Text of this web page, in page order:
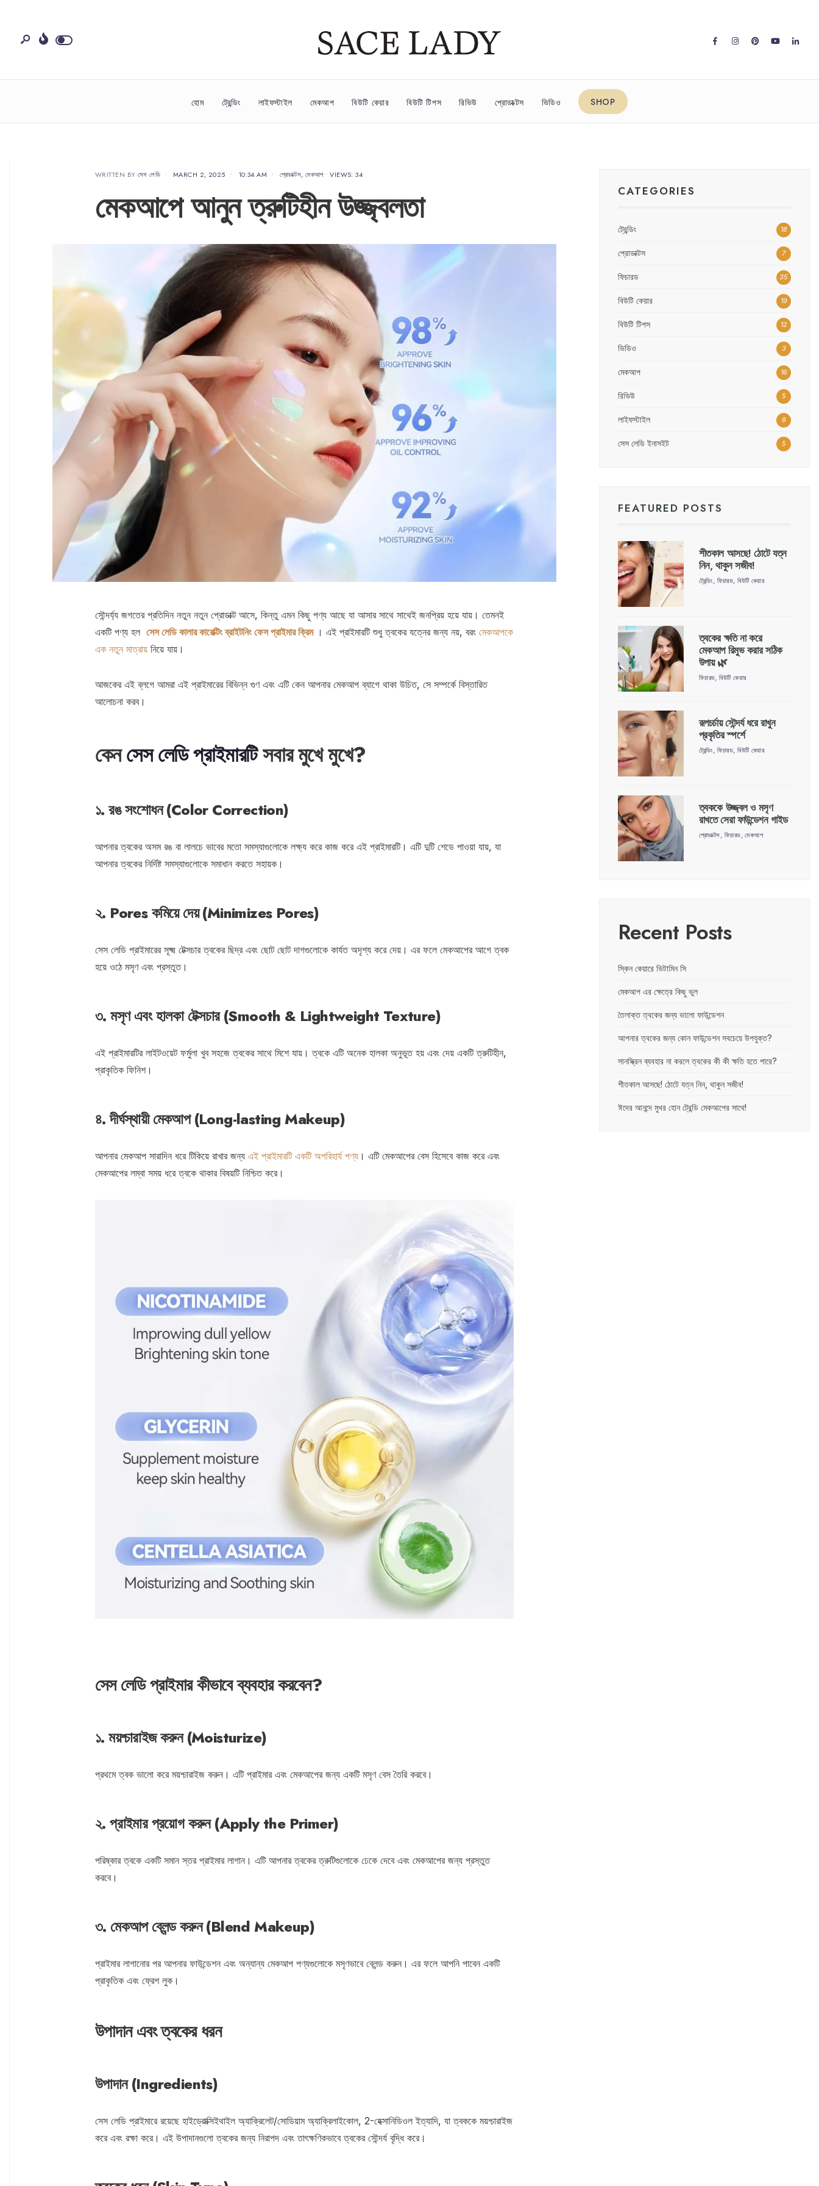
হোম ট্রেন্ডিং লাইফস্টাইল মেকআপ বিউটি কেয়ার বিউটি টিপস রিভিউ প্রোডাক্টস ভিডিও SHOP
WRITTEN BY সেস লেডি • MARCH 2, 2025 • 10:34 AM • প্রোডাক্টস,মেকআপ •VIEWS: 34
মেকআপে আনুন ত্রুটিহীন উজ্জ্বলতা
সৌন্দর্য্য জগতের প্রতিদিন নতুন নতুন প্রোডাক্ট আসে, কিন্তু এমন কিছু পণ্য আছে যা আসার সাথে সাথেই জনপ্রিয় হয়ে যায়। তেমনই
একটি পণ্য হল সেস লেডি কালার কারেক্টিং ব্রাইটনিং ফেস প্রাইমার ক্রিম । এই প্রাইমারটি শুধু ত্বকের যত্নের জন্য নয়, বরং মেকআপকে
এক নতুন মাত্রায় নিয়ে যায়।
আজকের এই ব্লগে আমরা এই প্রাইমারের বিভিন্ন গুণ এবং এটি কেন আপনার মেকআপ ব্যাগে থাকা উচিত, সে সম্পর্কে বিস্তারিত
আলোচনা করব।
কেনসেস লেডি প্রাইমারটিসবার মুখে মুখে?
১. রঙ সংশোধন (Color Correction)
আপনার ত্বকের অসম রঙ বা লালচে ভাবের মতো সমস্যাগুলোকে লক্ষ্য করে কাজ করে এই প্রাইমারটি। এটি দুটি শেডে পাওয়া যায়, যা
আপনার ত্বকের নির্দিষ্ট সমস্যাগুলোকে সমাধান করতে সহায়ক।
২. Pores কমিয়ে দেয় (Minimizes Pores)
সেস লেডি প্রাইমারের সূক্ষ্ম টেক্সচার ত্বকের ছিদ্র এবং ছোট ছোট দাগগুলোকে কার্যত অদৃশ্য করে দেয়। এর ফলে মেকআপের আগে ত্বক
হয়ে ওঠে মসৃণ এবং প্রস্তুত।
৩. মসৃণ এবং হালকা টেক্সচার (Smooth & Lightweight Texture)
এই প্রাইমারটির লাইটওয়েট ফর্মুলা খুব সহজে ত্বকের সাথে মিশে যায়। ত্বকে এটি অনেক হালকা অনুভূত হয় এবং দেয় একটি ত্রুটিহীন,
প্রাকৃতিক ফিনিশ।
৪. দীর্ঘস্থায়ী মেকআপ (Long-lasting Makeup)
আপনার মেকআপ সারাদিন ধরে টিকিয়ে রাখার জন্য এই প্রাইমারটি একটি অপরিহার্য পণ্য । এটি মেকআপের বেস হিসেবে কাজ করে এবং
মেকআপের লম্বা সময় ধরে ত্বকে থাকার বিষয়টি নিশ্চিত করে।
সেস লেডি প্রাইমার কীভাবে ব্যবহার করবেন?
১. ময়শ্চারাইজ করুন (Moisturize)
প্রথমে ত্বক ভালো করে ময়শ্চারাইজ করুন। এটি প্রাইমার এবং মেকআপের জন্য একটি মসৃণ বেস তৈরি করবে।
২. প্রাইমার প্রয়োগ করুন (Apply the Primer)
পরিষ্কার ত্বকে একটি সমান স্তর প্রাইমার লাগান। এটি আপনার ত্বকের ত্রুটিগুলোকে ঢেকে দেবে এবং মেকআপের জন্য প্রস্তুত
করবে।
৩. মেকআপ ব্লেন্ড করুন (Blend Makeup)
প্রাইমার লাগানোর পর আপনার ফাউন্ডেশন এবং অন্যান্য মেকআপ পণ্যগুলোকে মসৃণভাবে ব্লেন্ড করুন। এর ফলে আপনি পাবেন একটি
প্রাকৃতিক এবং ফ্রেশ লুক।
উপাদান এবং ত্বকের ধরন
উপাদান (Ingredients)
সেস লেডি প্রাইমারে রয়েছে হাইড্রোক্সিইথাইল অ্যাক্রিলেট/সোডিয়াম অ্যাক্রিলাইকোল, 2-হেক্সানিডিওল ইত্যাদি, যা ত্বককে ময়শ্চারাইজ
করে এবং রক্ষা করে। এই উপাদানগুলো ত্বকের জন্য নিরাপদ এবং তাৎক্ষণিকভাবে ত্বকের সৌন্দর্য বৃদ্ধি করে।
CATEGORIES
ট্রেন্ডিং 18
প্রোডাক্টস 7
ফিচারড 35
বিউটি কেয়ার 19
বিউটি টিপস 12
ভিডিও 3
মেকআপ 16
রিভিউ 5
লাইফস্টাইল 8
সেস লেডি ইনাসইট 5
FEATURED POSTS
শীতকাল আসছে! ঠোটে যত্ন
নিন, থাকুন সজীব!
ট্রেন্ডিং, ফিচারড,বিউটি কেয়ার
ত্বকের ক্ষতি না করে
মেকআপ রিমুভ করার সঠিক
উপায় 🌿
ফিচারড,বিউটি কেয়ার
রূপচর্চায় সৌন্দর্য ধরে রাখুন
প্রকৃতির স্পর্শে
ট্রেন্ডিং, ফিচারড,বিউটি কেয়ার
ত্বককে উজ্জ্বল ও মসৃণ
রাখতে সেরা ফাউন্ডেশন গাইড
প্রোডাক্টস, ফিচারড,মেকআপ
Recent Posts
স্কিন কেয়ারে ভিটামিন সি
মেকআপ এর ক্ষেত্রে কিছু ভুল
তৈলাক্ত ত্বকের জন্য ভালো ফাউন্ডেশন
আপনার ত্বকের জন্য কোন ফাউন্ডেশন সবচেয়ে উপযুক্ত?
সানস্ক্রিন ব্যবহার না করলে ত্বকের কী কী ক্ষতি হতে পারে?
শীতকাল আসছে! ঠোটে যত্ন নিন, থাকুন সজীব!
ঈদের আনন্দে মুখর হোন ট্রেন্ডি মেকআপের সাথে!